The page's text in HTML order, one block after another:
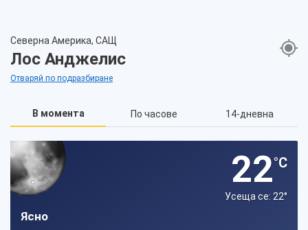
Северна Америка, САЩ
Лос Анджелис
Отваряй по подразбиране
В момента По часове 14-дневна
22°C
Усеща се: 22°
Ясно